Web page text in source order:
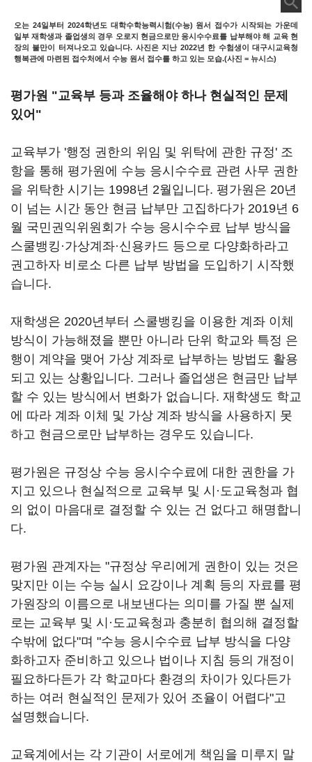
오는 24일부터 2024학년도 대학수학능력시험(수능) 원서 접수가 시작되는 가운데
일부 재학생과 졸업생의 경우 오로지 현금으로만 응시수수료를 납부해야 해 교육 현
장의 불만이 터져나오고 있습니다. 사진은 지난 2022년 한 수험생이 대구시교육청
행복관에 마련된 접수처에서 수능 원서 접수를 하고 있는 모습.(사진 = 뉴시스)
평가원 "교육부 등과 조율해야 하나 현실적인 문제
있어"
교육부가 '행정 권한의 위임 및 위탁에 관한 규정' 조
항을 통해 평가원에 수능 응시수수료 관련 사무 권한
을 위탁한 시기는 1998년 2월입니다. 평가원은 20년
이 넘는 시간 동안 현금 납부만 고집하다가 2019년 6
월 국민권익위원회가 수능 응시수수료 납부 방식을
스쿨뱅킹·가상계좌·신용카드 등으로 다양화하라고
권고하자 비로소 다른 납부 방법을 도입하기 시작했
습니다.
재학생은 2020년부터 스쿨뱅킹을 이용한 계좌 이체
방식이 가능해졌을 뿐만 아니라 단위 학교와 특정 은
행이 계약을 맺어 가상 계좌로 납부하는 방법도 활용
되고 있는 상황입니다. 그러나 졸업생은 현금만 납부
할 수 있는 방식에서 변화가 없습니다. 재학생도 학교
에 따라 계좌 이체 및 가상 계좌 방식을 사용하지 못
하고 현금으로만 납부하는 경우도 있습니다.
평가원은 규정상 수능 응시수수료에 대한 권한을 가
지고 있으나 현실적으로 교육부 및 시·도교육청과 협
의 없이 마음대로 결정할 수 있는 건 없다고 해명합니
다.
평가원 관계자는 "규정상 우리에게 권한이 있는 것은
맞지만 이는 수능 실시 요강이나 계획 등의 자료를 평
가원장의 이름으로 내보낸다는 의미를 가질 뿐 실제
로는 교육부 및 시·도교육청과 충분히 협의해 결정할
수밖에 없다"며 "수능 응시수수료 납부 방식을 다양
화하고자 준비하고 있으나 법이나 지침 등의 개정이
필요하다든가 각 학교마다 환경의 차이가 있다든가
하는 여러 현실적인 문제가 있어 조율이 어렵다"고
설명했습니다.
교육계에서는 각 기관이 서로에게 책임을 미루지 말